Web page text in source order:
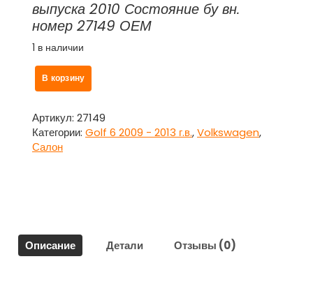
выпуска 2010 Состояние бу вн.
номер 27149 ОЕМ
1 в наличии
Количество
товара
ручника
для
Фольксваген
VI
В корзину
Артикул: 27149
Категории: Golf 6 2009 - 2013 г.в.,Volkswagen,
Салон
Описание Детали Отзывы (0)